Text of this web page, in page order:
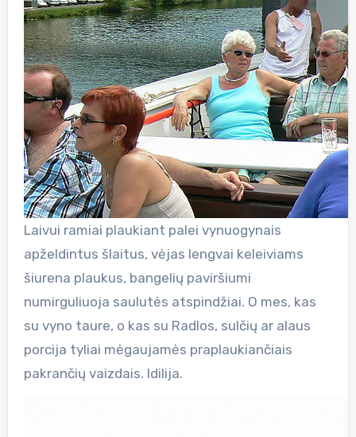
Laivui ramiai plaukiant palei vynuogynais
apželdintus šlaitus, vėjas lengvai keleiviams
šiurena plaukus, bangelių paviršiumi
numirguliuoja saulutės atspindžiai. O mes, kas
su vyno taure, o kas su Radlos, sulčių ar alaus
porcija tyliai mėgaujamės praplaukiančiais
pakrančių vaizdais. Idilija.